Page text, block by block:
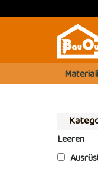
Leeren